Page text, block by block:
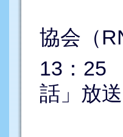
リ
協会（
13：25
話」放
大